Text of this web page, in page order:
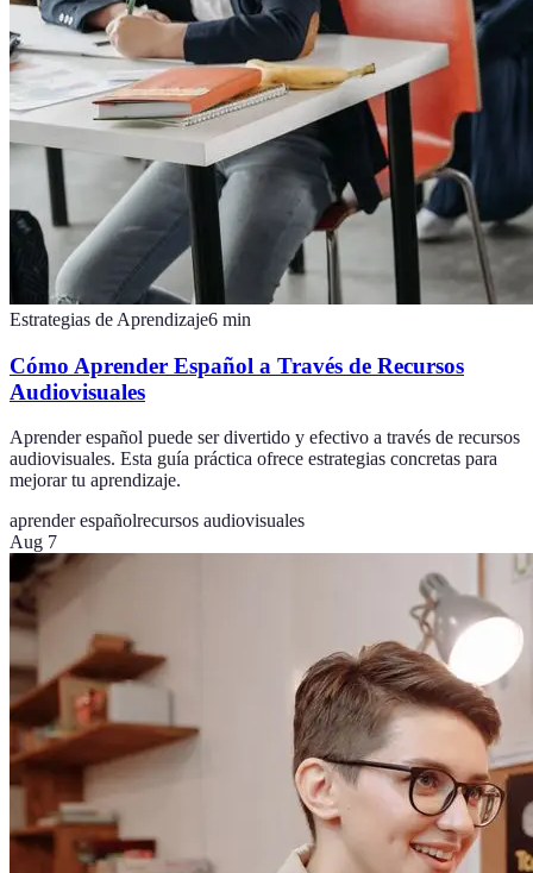
Estrategias de Aprendizaje6 min
Cómo Aprender Español a Través de Recursos
Audiovisuales
Aprender español puede ser divertido y efectivo a través de recursos
audiovisuales. Esta guía práctica ofrece estrategias concretas para
mejorar tu aprendizaje.
aprender españolrecursos audiovisuales
Aug 7